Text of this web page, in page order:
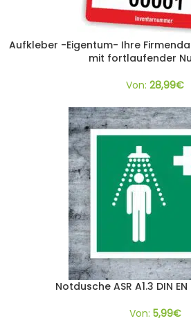
Aufkleber -Eigentum- Ihre
mit fortlaufender
Von: 28,99€
Notdusche ASR A1.3 DIN EN
Von: 5,99€